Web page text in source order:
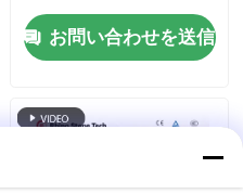
ラシ装置
お問い合わせを送信